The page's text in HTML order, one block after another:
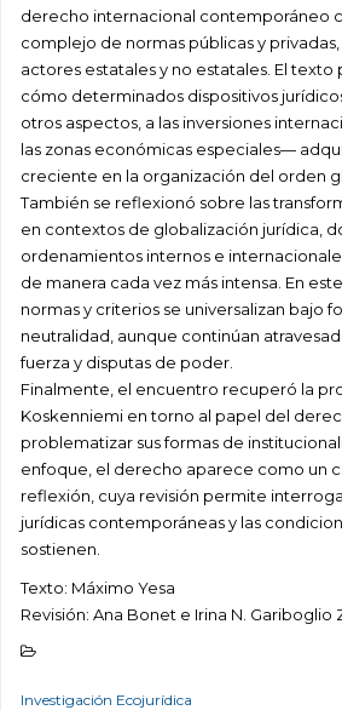
derecho internacional contemporáneo
complejo de normas públicas y
actores estatales y no estatales. El
cómo determinados dispositivos
otros aspectos, a las inversiones
las zonas económicas especiales—
creciente en la organización del orden
También se reflexionó sobre las
en contextos de globalización jurídica,
ordenamientos internos e
de manera cada vez más intensa. En
normas y criterios se universalizan bajo
neutralidad, aunque continúan
fuerza y disputas de poder.
Finalmente, el encuentro recuperó la
Koskenniemi en torno al papel del
problematizar sus formas de
enfoque, el derecho aparece como un
reflexión, cuya revisión permite
jurídicas contemporáneas y las
sostienen.
Texto: Máximo Yesa
Revisión: Ana Bonet e Irina N. Gariboglio
Investigación Ecojurídica